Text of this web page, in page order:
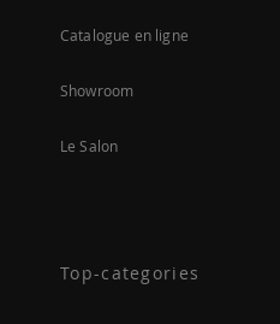
Catalogue en ligne
Showroom
Le Salon
Top-categories